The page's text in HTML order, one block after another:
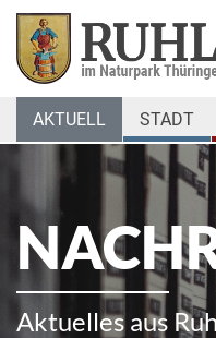
AKTUELL STADT
Aktuelles aus